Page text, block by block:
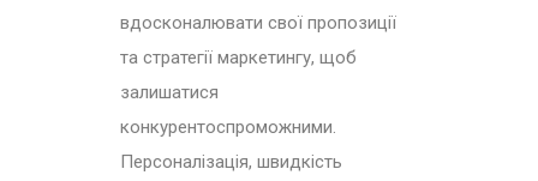
вдосконалювати свої пропозиції
та стратегії маркетингу, щоб
залишатися
конкурентоспроможними.
Персоналізація, швидкість